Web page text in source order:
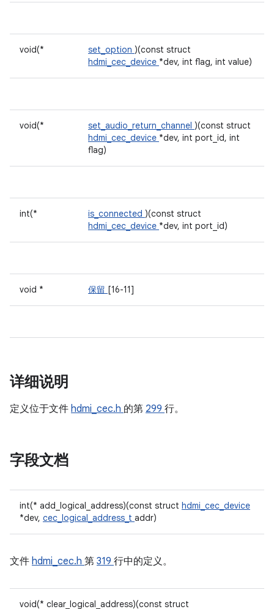
void(* set_option )(const struct
hdmi_cec_device *dev, int flag, int value)
void(* set_audio_return_channel )(const struct
hdmi_cec_device *dev, int port_id, int
flag)
int(* is_connected )(const struct
hdmi_cec_device *dev, int port_id)
void * 保留 [16-11]
详细说明
定义位于文件 hdmi_cec.h 的第 299 行。
字段文档
int(* add_logical_address)(const struct hdmi_cec_device
*dev, cec_logical_address_t addr)
文件 hdmi_cec.h 第 319 行中的定义。
void(* clear_logical_address)(const struct